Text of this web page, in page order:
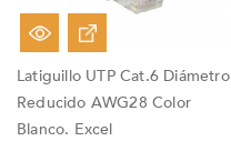
Latiguillo UTP Cat.6 Diámetro
Reducido AWG28 Color
Blanco. Excel